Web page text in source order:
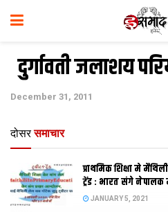
दुर्गावती जलाशय
December 31, 2011
दोसर समाचार
प्राथमिक शि‍क्षा मे
ट्रेंड : भारत संगे
JANUARY 5, 2021